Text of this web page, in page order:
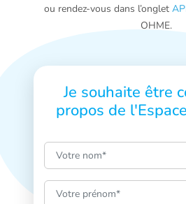
Je souhaite être
propos de
Nom :
Prénom :
ou rendez-vous dans l’onglet
OHME.